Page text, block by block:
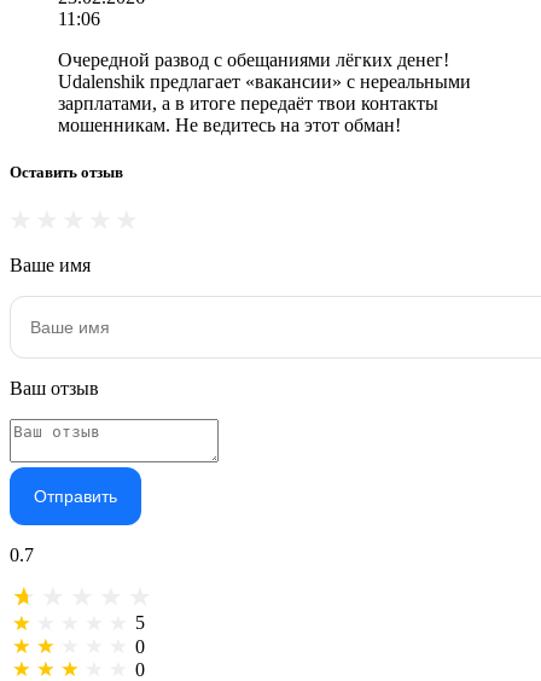
11:06
Очередной развод с обещаниями лёгких денег!
Udalenshik предлагает «вакансии» с нереальными
зарплатами, а в итоге передаёт твои контакты
мошенникам. Не ведитесь на этот обман!
Оставить отзыв
Ваше имя
Ваш отзыв
Отправить
0.7
5
0
0